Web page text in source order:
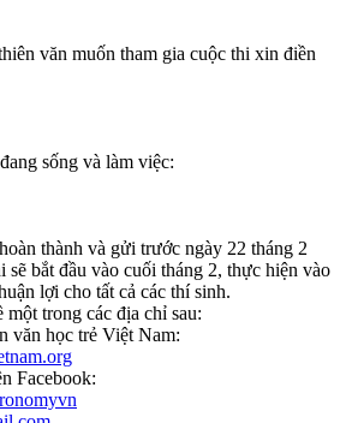
văn muốn tham gia cuộc thi xin điền
sống và làm việc:
thành và gửi trước ngày 22 tháng 2
sẽ bắt đầu vào cuối tháng 2, thực hiện vào
lợi cho tất cả các thí sinh.
trong các địa chỉ sau:
văn học trẻ Việt Nam:
Facebook: